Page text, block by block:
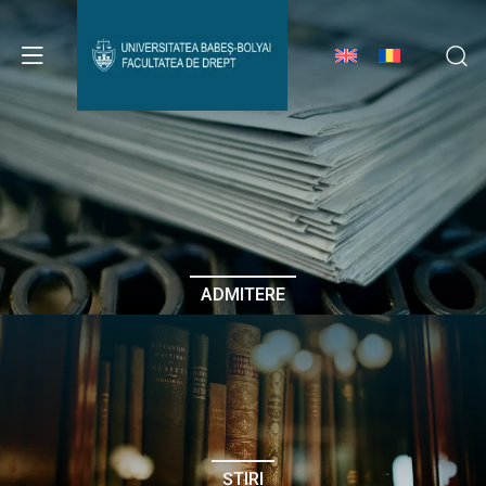
Avizier Studenți
Studii
Admitere
Erasmus & Internațional
Despre Facultate
ADMITERE
ȘTIRI